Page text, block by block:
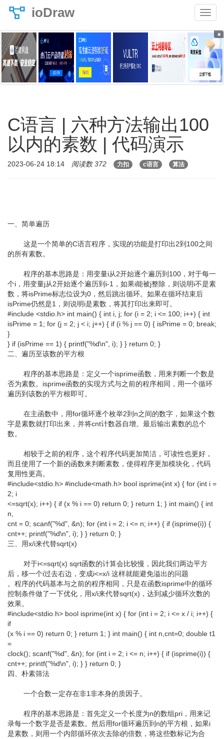
ioDraw
×
C语言 | 六种方法输出100
以内的素数 | 代码演示
2023-06-24 18:14 阅读数 372 力扣 c语言 算法
一、简单遍历
这是一个简单的C语言程序，实现的功能是打印出2到100之间
的所有素数。
程序的基本思路是：用变量i从2开始逐个遍历到100，对于每一
个i，用变量j从2开始逐个遍历到i-1，如果i能被j整除，则说明i不是素
数，将isPrime标志位设为0，然后跳出循环。如果在循环结束后
isPrime仍然是1，则说明i是素数，将其打印出来即可。
#include <stdio.h> int main() { int i, j; for (i = 2; i <= 100; i++) { int
isPrime = 1; for (j = 2; j < i; j++) { if (i % j == 0) { isPrime = 0; break;
}
} if (isPrime == 1) { printf("%d\n", i); } } return 0; }
二、遍历至该数的平方根
程序的基本思路是：定义一个isprime函数，用来判断一个数是
否为素数。isprime函数的实现方式与之前的程序相同，用一个循环
遍历到该数的平方根即可。
在主函数中，用for循环逐个枚举2到n之间的数字，如果这个数
字是素数就打印出来，并将cnt计数器自增。最后输出素数的总个
数。
相较于之前的程序，这个程序代码更加简洁，可读性也更好，
而且使用了一个新的函数来判断素数，使得程序更加模块化，代码
复用性更高。
#include<stdio.h> #include<math.h> bool isprime(int x) { for (int i =
2; i
<=sqrt(x); i++) { if (x % i == 0) return 0; } return 1; } int main() { int
n,
cnt = 0; scanf("%d", &n); for (int i = 2; i <= n; i++) { if (isprime(i)) {
cnt++; printf("%d\n", i); } } return 0; }
三、用x/i来代替sqrt(x)
对于i<=sqrt(x) sqrt函数的计算会比较慢，因此我们两边平方
后，移一个i过去右边，变成i<=x/i 这样就能避免溢出的问题
。程序的代码基本与之前的程序相同，只是在函数isprime中的循环
控制条件做了一下优化，用x/i来代替sqrt(x)，达到减少循环次数的
效果。
#include<stdio.h> bool isprime(int x) { for (int i = 2; i <= x / i; i++) {
if
(x % i == 0) return 0; } return 1; } int main() { int n,cnt=0; double t1
=
clock(); scanf("%d", &n); for (int i = 2; i <= n; i++) { if (isprime(i)) {
cnt++; printf("%d\n", i); } } return 0; }
四、朴素筛法
一个合数一定存在非1非本身的质因子。
程序的基本思路是：首先定义一个长度为n的数组pri，用来记
录每一个数字是否是素数。然后用for循环遍历到n的平方根，如果i
是素数，则用一个内部循环依次去除i的倍数，将这些数标记为合